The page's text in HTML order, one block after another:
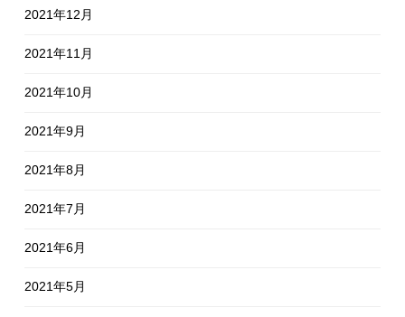
2021年12月
2021年11月
2021年10月
2021年9月
2021年8月
2021年7月
2021年6月
2021年5月